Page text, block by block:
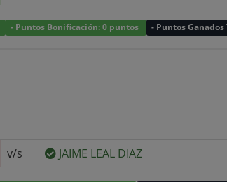
- Puntos Bonificación: 0 puntos - Puntos
v/s JAIME LEAL DIAZ